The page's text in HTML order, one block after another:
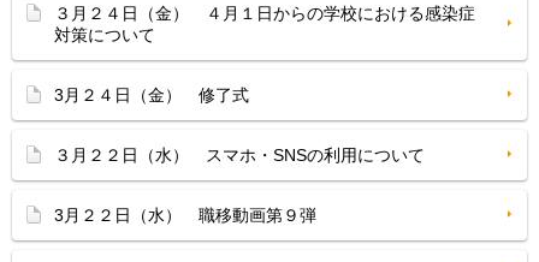
３月２４日（金） ４月１日からの学校における感染症
対策について
3月２４日（金） 修了式
３月２２日（水） スマホ・SNSの利用について
3月２２日（水） 職移動画第９弾